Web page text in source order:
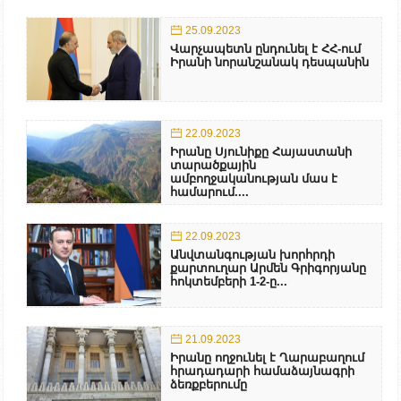
25.09.2023
Վարչապետն ընդունել է ՀՀ-ում
Իրանի նորանշանակ դեսպանին
22.09.2023
Իրանը Սյունիքը Հայաստանի
տարածքային
ամբողջականության մաս է
համարում....
22.09.2023
Անվտանգության խորհրդի
քարտուղար Արմեն Գրիգորյանը
հոկտեմբերի 1-2-ը...
21.09.2023
Իրանը ողջունել է Ղարաբաղում
հրադադարի համաձայնագրի
ձեռքբերումը